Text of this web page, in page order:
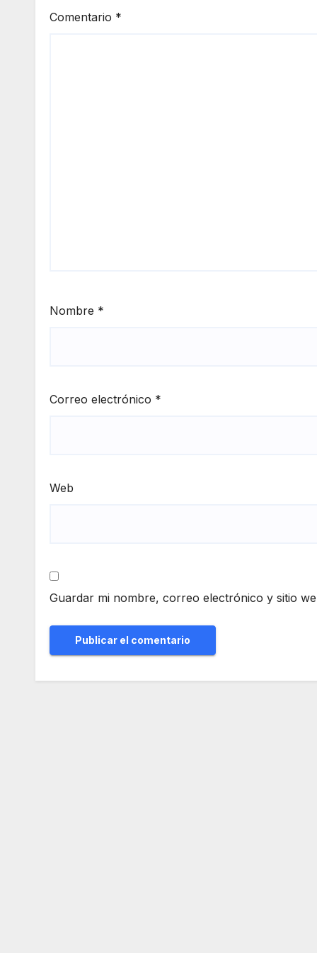
Comentario *
Nombre *
Correo electrónico *
Web
Guardar mi nombre, correo electrónico y sitio